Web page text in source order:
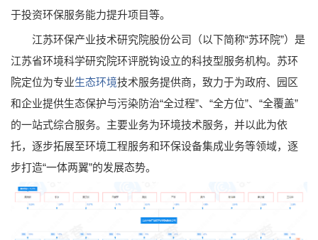
于投资环保服务能力提升项目等。
江苏环保产业技术研究院股份公司（以下简称“苏环院”）是
江苏省环境科学研究院环评脱钩设立的科技型服务机构。苏环
院定位为专业生态环境技术服务提供商，致力于为政府、园区
和企业提供生态保护与污染防治“全过程”、“全方位”、“全覆盖”
的一站式综合服务。主要业务为环境技术服务，并以此为依
托，逐步拓展至环境工程服务和环保设备集成业务等领域，逐
步打造“一体两翼”的发展态势。